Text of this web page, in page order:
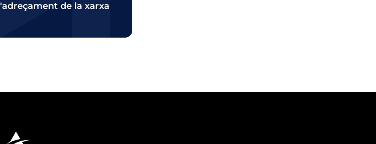
de la xarxa